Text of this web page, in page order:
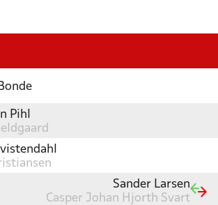
Pihl
Sander Larsen
Casper Johan Hjorth Svart